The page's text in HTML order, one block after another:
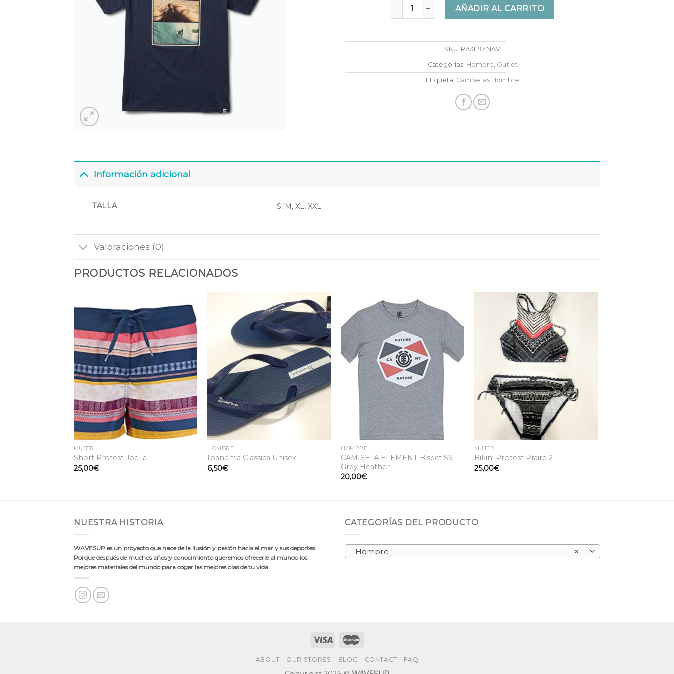
MC REEF WAY cantidadAÑADIR AL CARRITO
SKU: RA3F9ZNAV
Categorías: Hombre Outlet
Etiqueta: Camisetas Hombre
Información adicional
TALLA S, M, XL, XXL
Valoraciones (0)
PRODUCTOS RELACIONADOS
a la
lista
de
deseos
MUJER
Short Protest Joella
25,00€
Añadir
de
deseos
HOMBRE
Ipanema Classica Unisex
6,50€
Añadir
lista
de
deseos
HOMBRE
CAMISETA ELEMENT Bisect SS
Grey Heather
20,00€
MUJER
Bikini Protest Praire 2
25,00€
NUESTRA HISTORIA
WAVESUP es un proyecto que nace de la ilusión y pasión hacia el mar y sus deportes.
Porque después de muchos años y conocimiento queremos ofrecerle al mundo los
mejores materiales del mundo para coger las mejores olas de tu vida.
CATEGORÍAS DEL PRODUCTO
×
Hombre
ABOUT OUR STORES BLOG CONTACT FAQ